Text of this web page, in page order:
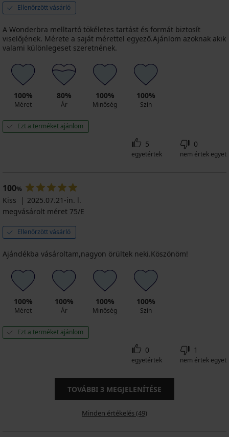
Ellenőrzött vásárló
A Wonderbra melltartó tökéletes tartást és formát biztosít
viselőjének. Mérete a saját mérettel egyező.Ajánlom azoknak akik
valami különlegeset szeretnének.
100%
Méret
80%
Ár
100%
Minőség
100%
Szín
Ezt a terméket ajánlom
5
egyetértek
0
nem értek egyet
100%
Kiss
2025.07.21-in. l.
megvásárolt méret 75/E
Ellenőrzött vásárló
Ajándékba vásároltam,nagyon örültek neki.Köszönöm!
100%
Méret
100%
Ár
100%
Minőség
100%
Szín
Ezt a terméket ajánlom
0
egyetértek
1
nem értek egyet
TOVÁBBI 3 MEGJELENÍTÉSE
Minden értékelés (49)